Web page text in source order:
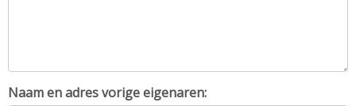
Naam en adres vorige eigenaren: